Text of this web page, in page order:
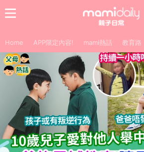
Home APP限定內容! mami熱話 教育路